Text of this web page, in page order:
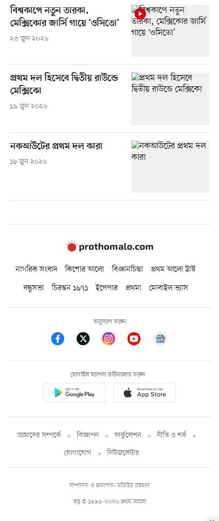
বিশ্বকাপে নতুন তারকা,
মেক্সিকোর জার্সি গায়ে ‘ওসিতো’
২৩ জুন ২০২৬
প্রথম দল হিসেবে দ্বিতীয় রাউন্ডে
মেক্সিকো
১৯ জুন ২০২৬
নকআউটের প্রথম দল কারা
১৮ জুন ২০২৬
নাগরিক সংবাদ কিশোর আলো বিজ্ঞানচিন্তা
প্রথম আলো ট্রাস্ট
বন্ধুসভা
চিরন্তন ১৯৭১ ইপেপার প্রথমা মোবাইল ভ্যাস
অনুসরণ করুন
মোবাইল অ্যাপস ডাউনলোড করুন
আমাদের সম্পর্কে বিজ্ঞাপন সার্কুলেশন
নীতি ও শর্ত
যোগাযোগ
নিউজলেটার
স্বত্ব © ১৯৯৮-২০২৬ প্রথম আলো
সম্পাদক ও প্রকাশক: মতিউর রহমান